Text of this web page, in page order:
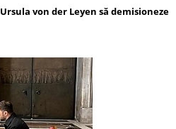
von der Leyen să demisioneze